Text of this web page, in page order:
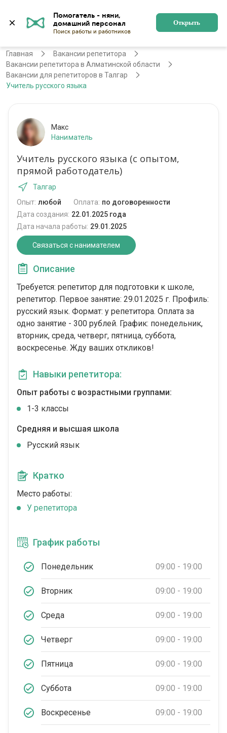
Помогатель - няни,
Поиск работы и работников
Открыть
Алматы Регистрация
Главная
Вакансии репетитора
Вакансии репетитора в Алматинской области
Вакансии для репетиторов в Талгар
Учитель русского языка
Макс
Наниматель
Учитель русского языка (с опытом,
прямой работодатель)
Талгар
Опыт: любой Оплата: по договоренности
Дата создания: 22.01.2025 года
Дата начала работы: 29.01.2025
Связаться с нанимателем
Описание
Требуется: репетитор для подготовки к школе,
репетитор. Первое занятие: 29.01.2025 г. Профиль:
русский язык. Формат: у репетитора. Оплата за
одно занятие - 300 рублей. График: понедельник,
вторник, среда, четверг, пятница, суббота,
воскресенье. Жду ваших откликов!
Навыки репетитора:
Опыт работы с возрастными группами:
1-3 классы
Средняя и высшая школа
Русский язык
Кратко
Место работы:
У репетитора
График работы
Понедельник 09:00 - 19:00
Вторник 09:00 - 19:00
Среда 09:00 - 19:00
Четверг 09:00 - 19:00
Пятница 09:00 - 19:00
Суббота 09:00 - 19:00
Воскресенье 09:00 - 19:00